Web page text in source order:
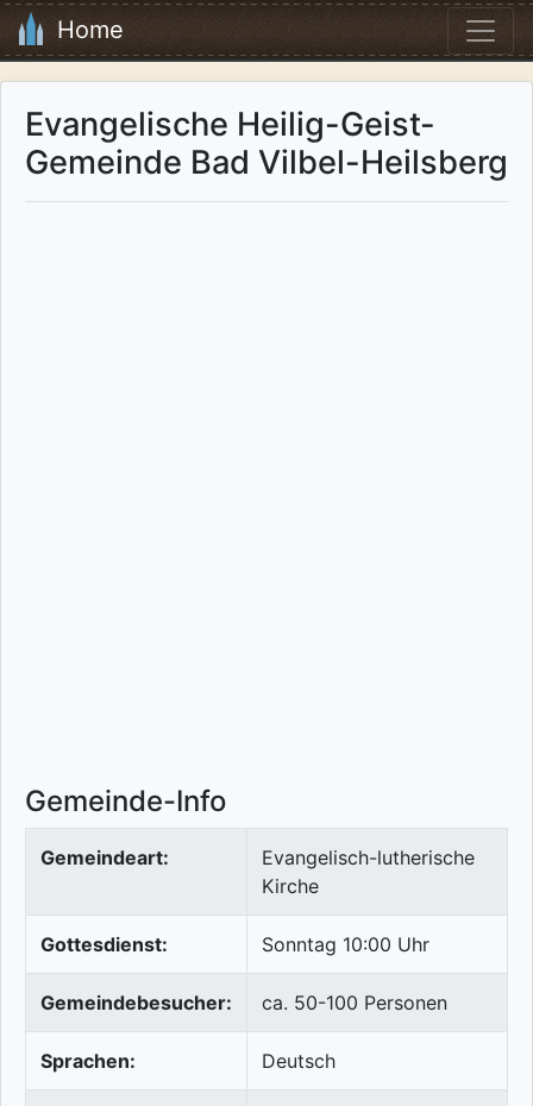
Home
Evangelische Heilig-Geist-
Gemeinde Bad Vilbel-Heilsberg
Gemeinde-Info
Gemeindeart:
Evangelisch-lutherische
Kirche
Gottesdienst: Sonntag 10:00 Uhr
Gemeindebesucher: ca. 50-100 Personen
Sprachen: Deutsch